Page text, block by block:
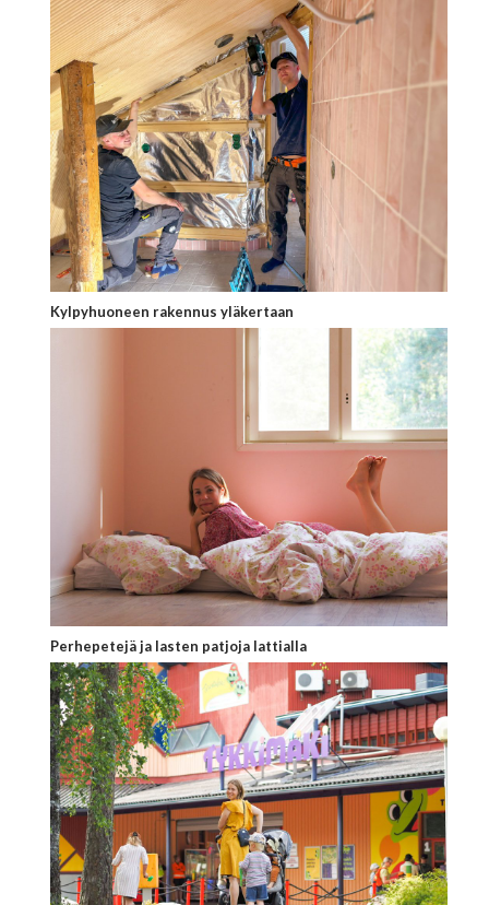
Kylpyhuoneen rakennus yläkertaan
Perhepetejä ja lasten patjoja lattialla